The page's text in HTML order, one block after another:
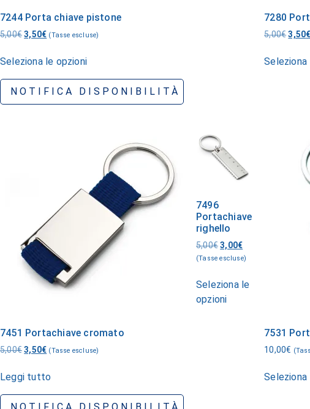
7244 Porta chiave pistone
5,00€ 3,50€ (Tasse escluse)
Seleziona le opzioni
NOTIFICA DISPONIBILITÀ
7280
5,00€ 3,50€
Seleziona
7451 Portachiave cromato
5,00€ 3,50€ (Tasse escluse)
Leggi tutto
7496
Portachiave
righello
5,00€ 3,00€
(Tasse escluse)
Seleziona le
opzioni
7531
10,00€
Seleziona